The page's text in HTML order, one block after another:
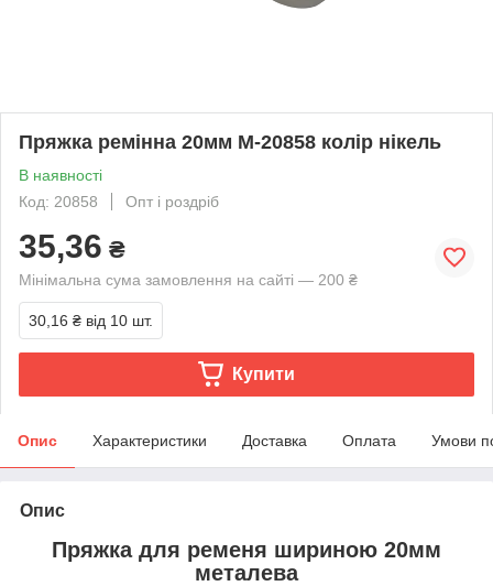
Пряжка ремінна 20мм М-20858 колір нікель
В наявності
Код: 20858
Опт і роздріб
35,36 ₴
Мінімальна сума замовлення на сайті — 200 ₴
30,16 ₴ від 10 шт.
Купити
Опис Характеристики Доставка Оплата Умови
Опис
Пряжка для ременя шириною 20мм
металева